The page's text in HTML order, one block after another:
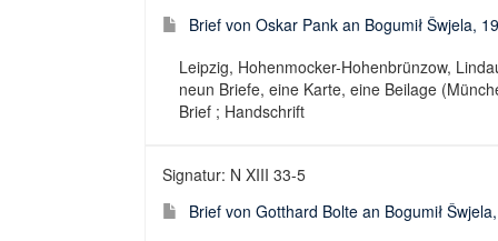
Brief von Oskar Pank an Bogumił Šwjela,
Leipzig, Hohenmocker-Hohenbrünzow,
neun Briefe, eine Karte, eine Beilage
Brief ; Handschrift
Signatur: N XIII 33-5
Brief von Gotthard Bolte an Bogumił